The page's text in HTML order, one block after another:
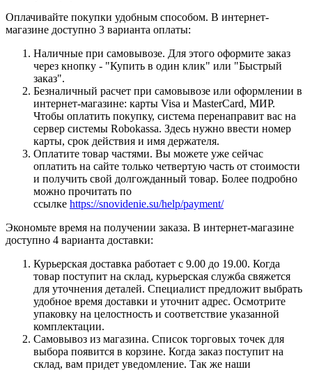
Оплачивайте покупки удобным способом. В интернет-
магазине доступно 3 варианта оплаты:
Наличные при самовывозе. Для этого оформите заказ
через кнопку - "Купить в один клик" или "Быстрый
заказ".
Безналичный расчет при самовывозе или оформлении в
интернет-магазине: карты Visa и MasterCard, МИР.
Чтобы оплатить покупку, система перенаправит вас на
сервер системы Robokassa. Здесь нужно ввести номер
карты, срок действия и имя держателя.
Оплатите товар частями. Вы можете уже сейчас
оплатить на сайте только четвертую часть от стоимости
и получить свой долгожданный товар. Более подробно
можно прочитать по
ссылке https://snovidenie.su/help/payment/
Экономьте время на получении заказа. В интернет-магазине
доступно 4 варианта доставки:
Курьерская доставка работает с 9.00 до 19.00. Когда
товар поступит на склад, курьерская служба свяжется
для уточнения деталей. Специалист предложит выбрать
удобное время доставки и уточнит адрес. Осмотрите
упаковку на целостность и соответствие указанной
комплектации.
Самовывоз из магазина. Список торговых точек для
выбора появится в корзине. Когда заказ поступит на
склад, вам придет уведомление. Так же наши